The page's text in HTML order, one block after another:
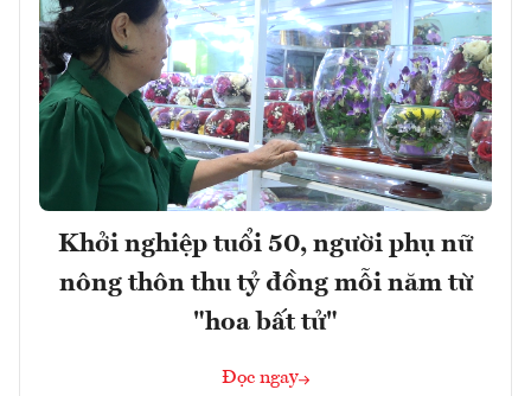
Khởi nghiệp tuổi 50, người phụ nữ
nông thôn thu tỷ đồng mỗi năm từ
"hoa bất tử"
Đọc ngay